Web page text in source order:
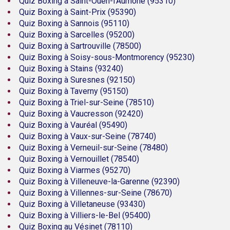
Quiz Boxing à Saint-Prix (95390)
Quiz Boxing à Sannois (95110)
Quiz Boxing à Sarcelles (95200)
Quiz Boxing à Sartrouville (78500)
Quiz Boxing à Soisy-sous-Montmorency (95230)
Quiz Boxing à Stains (93240)
Quiz Boxing à Suresnes (92150)
Quiz Boxing à Taverny (95150)
Quiz Boxing à Triel-sur-Seine (78510)
Quiz Boxing à Vaucresson (92420)
Quiz Boxing à Vauréal (95490)
Quiz Boxing à Vaux-sur-Seine (78740)
Quiz Boxing à Verneuil-sur-Seine (78480)
Quiz Boxing à Vernouillet (78540)
Quiz Boxing à Viarmes (95270)
Quiz Boxing à Villeneuve-la-Garenne (92390)
Quiz Boxing à Villennes-sur-Seine (78670)
Quiz Boxing à Villetaneuse (93430)
Quiz Boxing à Villiers-le-Bel (95400)
Quiz Boxing au Vésinet (78110)